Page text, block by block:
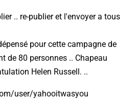
.. re-publier et l'envoyer a tous
pour cette campagne de
de 80 personnes .. Chapeau
Helen Russell. ..
user/yahooitwasyou